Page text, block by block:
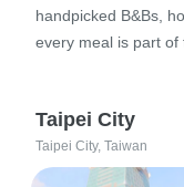
handpicked B&Bs,
every meal is part of
Taipei City
Taipei City, Taiwan